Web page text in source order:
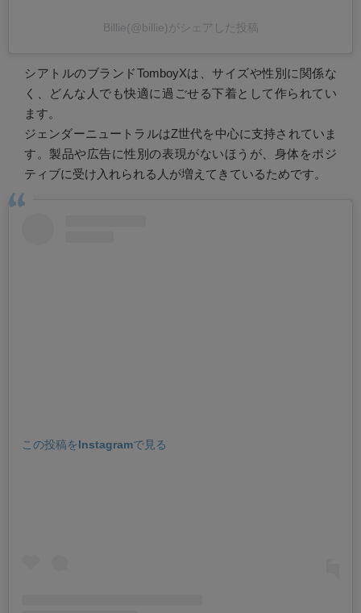
Billie(@billie)がシェアした投稿
シアトルのブランドTomboyXは、サイズや性別に関係な
く、どんな人でも快適に過ごせる下着として作られてい
ます。
ジェンダーニュートラルはZ世代を中心に支持されていま
す。製品や広告に性別の表現がないほうが、身体をポジ
ティブに受け入れられる人が増えてきているためです。
この投稿をInstagramで見る